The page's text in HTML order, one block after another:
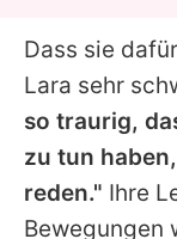
Dass sie
Lara sehr
so traurig,
zu tun
reden." Ihre
Bewegungen